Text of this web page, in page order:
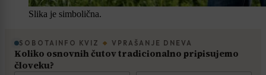
Slika je simbolična.